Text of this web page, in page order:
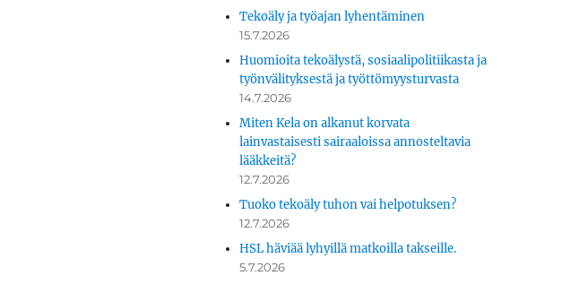
Tekoäly ja työajan lyhentäminen
15.7.2026
Huomioita tekoälystä, sosiaalipolitiikasta ja
työnvälityksestä ja työttömyysturvasta
14.7.2026
Miten Kela on alkanut korvata
lainvastaisesti sairaaloissa annosteltavia
lääkkeitä?
12.7.2026
Tuoko tekoäly tuhon vai helpotuksen?
12.7.2026
HSL häviää lyhyillä matkoilla takseille.
5.7.2026